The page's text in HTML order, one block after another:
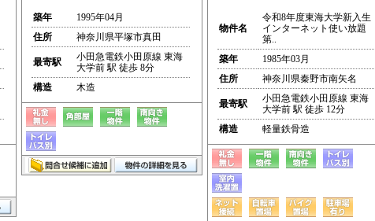
築年
1995年04月
住所
神奈川県平塚市真田
最寄駅
小田急電鉄小田原線 東海
大学前 駅 徒歩 8分
構造
木造
物件名
令和8年度東海大学新入生
インターネット使い放題
第..
築年
1985年03月
住所
神奈川県秦野市南矢名
最寄駅
小田急電鉄小田原線 東海
大学前 駅 徒歩 12分
構造
軽量鉄骨造